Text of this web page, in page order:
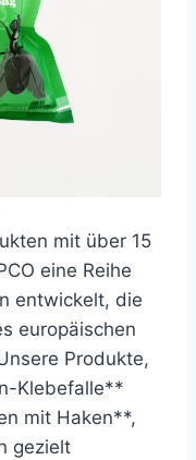
mit über 15
eine Reihe
entwickelt, die
europäischen
Produkte,
Klebefalle**
mit Haken**,
gezielt